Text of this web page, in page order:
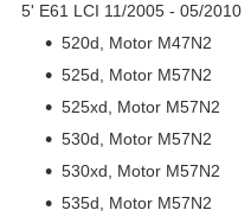
5' E61 LCI 11/2005 - 05/2010
520d, Motor M47N2
525d, Motor M57N2
525xd, Motor M57N2
530d, Motor M57N2
530xd, Motor M57N2
535d, Motor M57N2